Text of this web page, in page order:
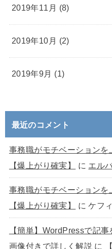
2019年11月 (8)
2019年10月 (2)
2019年9月 (1)
最近のコメント
事務職がモチベーション
【爆上がり確実】
に エル
事務職がモチベーション
【爆上がり確実】
にケフ
【簡単】WordPressで記
画像付きで詳しく解説 に